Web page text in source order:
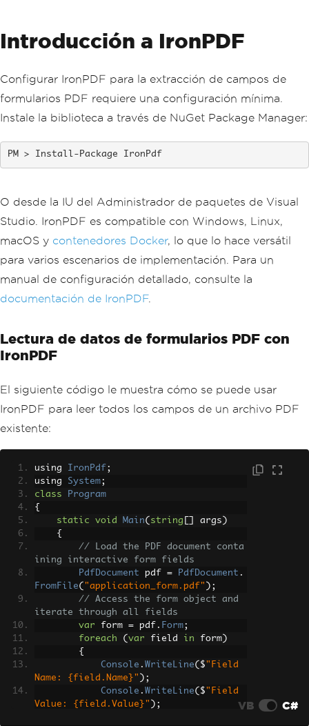
Introducción a IronPDF
Configurar IronPDF para la extracción de campos de
formularios PDF requiere una configuración mínima.
Instale la biblioteca a través de NuGet Package Manager:
Install-Package IronPdf
O desde la IU del Administrador de paquetes de Visual
Studio. IronPDF es compatible con Windows, Linux,
macOS y contenedores Docker, lo que lo hace versátil
para varios escenarios de implementación. Para un
manual de configuración detallado, consulte la
documentación de IronPDF.
Lectura de datos de formularios PDF con
IronPDF
El siguiente código le muestra cómo se puede usar
IronPDF para leer todos los campos de un archivo PDF
existente:
using IronPdf ;
using System;
class
Program
{
static
void Main( string args )
{
// Load the PDF document conta
ining interactive form fields
PdfDocument pdf = PdfDocument .
FromFile( "application_form.pdf" );
// Access the form object and
iterate through all fields
var form = pdf . Form;
foreach
( var field in form )
{
Console . WriteLine( $ "Field
Name: {field.Name}" );
Console . WriteLine( $ "Field
Value: {field.Value}" );
VB C#